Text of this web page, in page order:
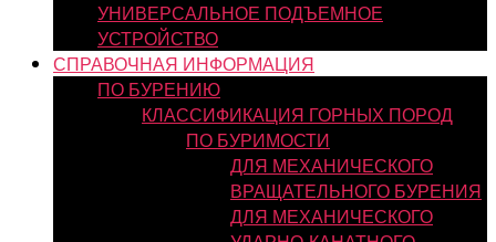
УНИВЕРСАЛЬНОЕ ПОДЪЕМНОЕ
УСТРОЙСТВО
СПРАВОЧНАЯ ИНФОРМАЦИЯ
ПО БУРЕНИЮ
КЛАССИФИКАЦИЯ ГОРНЫХ ПОРОД
ПО БУРИМОСТИ
ДЛЯ МЕХАНИЧЕСКОГО
ВРАЩАТЕЛЬНОГО БУРЕНИЯ
ДЛЯ МЕХАНИЧЕСКОГО